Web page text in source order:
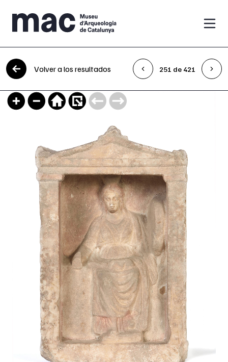
Saltar al contenido
Volver a los resultados 251 de 421